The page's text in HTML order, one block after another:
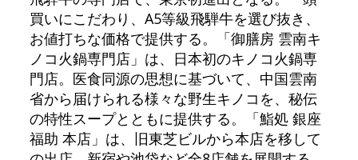
買いにこだわり、A5等級飛騨牛を選び抜き、
お値打ちな価格で提供する。「御膳房 雲南キ
ノコ火鍋専門店」は、日本初のキノコ火鍋専
門店。医食同源の思想に基づいて、中国雲南
省から届けられる様々な野生キノコを、秘伝
の特性スープとともに提供する。「鮨処 銀座
福助 本店」は、旧東芝ビルから本店を移して